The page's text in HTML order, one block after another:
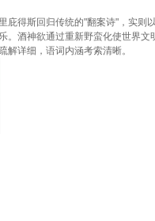
庇得斯回归传统的"翻案诗"，实
。酒神欲通过重新野蛮化使世界
解详细，语词内涵考索清晰。